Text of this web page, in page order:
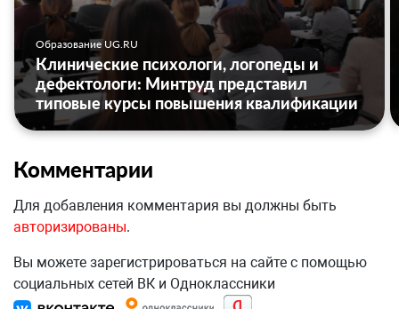
Образование UG.RU
Клинические психологи, логопеды и
дефектологи: Минтруд представил
типовые курсы повышения квалификации
Комментарии
Для добавления комментария вы должны быть
авторизированы.
Вы можете зарегистрироваться на сайте с помощью
социальных сетей ВК и Одноклассники